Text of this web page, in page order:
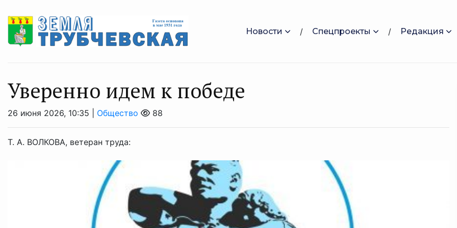
Новости Спецпроекты Редакция
Уверенно идем к победе
26 июня 2026, 10:35 | Общество 88
Т. А. ВОЛКОВА, ветеран труда: